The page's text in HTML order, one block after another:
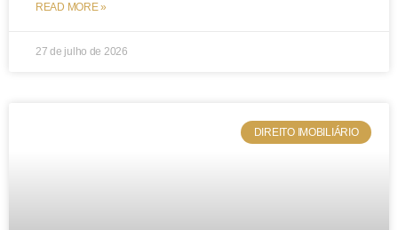
READ MORE »
27 de julho de 2026
DIREITO IMOBILIÁRIO